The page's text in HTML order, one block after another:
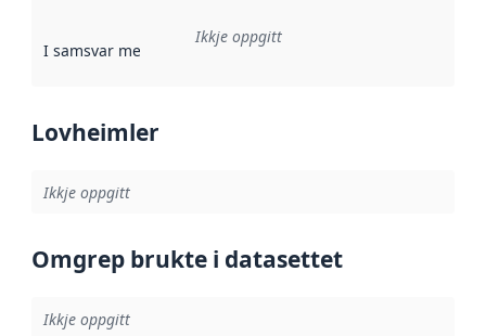
I samsvar med Referanse til ei implementeringsregel eller
Ikkje oppgitt
Lovheimler
Ikkje oppgitt
Omgrep brukte i datasettet
Ikkje oppgitt